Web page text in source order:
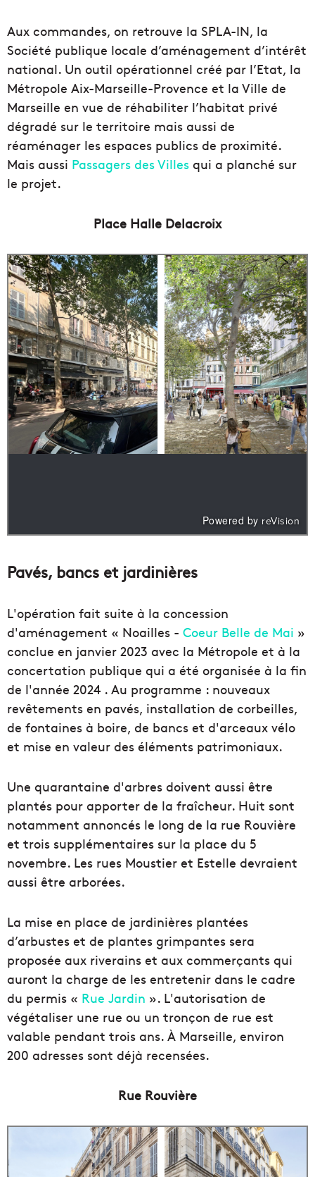
Aux commandes, on retrouve la SPLA-IN, la
Société publique locale d’aménagement d’intérêt
national. Un outil opérationnel créé par l’Etat, la
Métropole Aix-Marseille-Provence et la Ville de
Marseille en vue de réhabiliter l’habitat privé
dégradé sur le territoire mais aussi de
réaménager les espaces publics de proximité.
Mais aussi Passagers des Villes qui a planché sur
le projet.
Place Halle Delacroix
Pavés, bancs et jardinières
L'opération fait suite à la concession
d'aménagement « Noailles - Coeur Belle de Mai »
conclue en janvier 2023 avec la Métropole et à la
concertation publique qui a été organisée à la fin
de l'année 2024 . Au programme : nouveaux
revêtements en pavés, installation de corbeilles,
de fontaines à boire, de bancs et d'arceaux vélo
et mise en valeur des éléments patrimoniaux.
Une quarantaine d'arbres doivent aussi être
plantés pour apporter de la fraîcheur. Huit sont
notamment annoncés le long de la rue Rouvière
et trois supplémentaires sur la place du 5
novembre. Les rues Moustier et Estelle devraient
aussi être arborées.
La mise en place de jardinières plantées
d’arbustes et de plantes grimpantes sera
proposée aux riverains et aux commerçants qui
auront la charge de les entretenir dans le cadre
du permis « Rue Jardin ». L'autorisation de
végétaliser une rue ou un tronçon de rue est
valable pendant trois ans. À Marseille, environ
200 adresses sont déjà recensées.
Rue Rouvière